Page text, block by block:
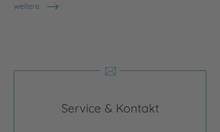
weitere
Shops anzeigen
Service & Kontakt